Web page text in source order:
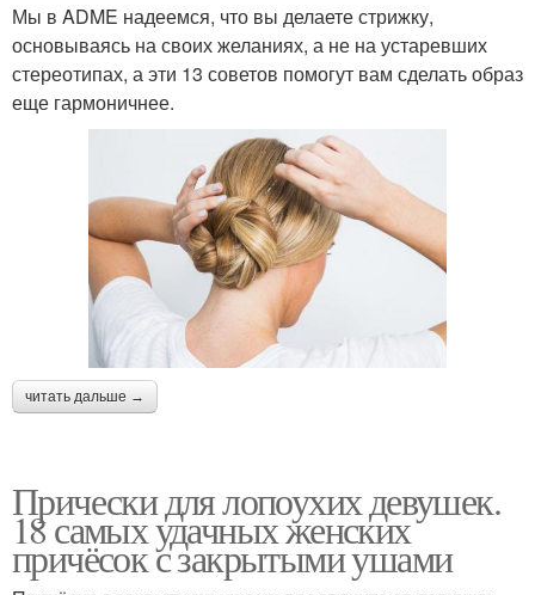
Мы в ADME надеемся, что вы делаете стрижку,
основываясь на своих желаниях, а не на устаревших
стереотипах, а эти 13 советов помогут вам сделать образ
еще гармоничнее.
читать дальше →
Прически для лопоухих девушек.
18 самых удачных женских
причёсок с закрытыми ушами